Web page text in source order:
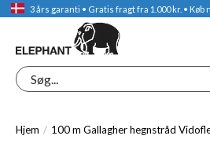
3 års garanti • Gratis fragt fra 1.000 kr. • Køb
Søg
Hjem / 100 m Gallagher hegnstråd